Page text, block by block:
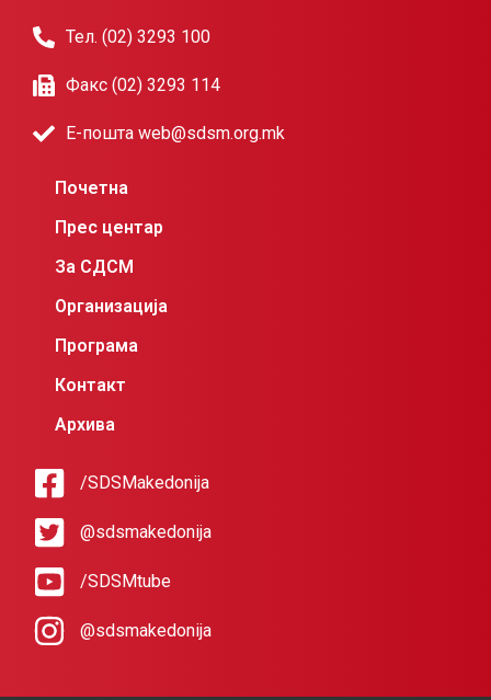
Тел. (02) 3293 100
Факс (02) 3293 114
Е-пошта web@sdsm.org.mk
Почетна
Прес центар
За СДСМ
Организација
Програма
Контакт
Архива
/SDSMakedonija
@sdsmakedonija
/SDSMtube
@sdsmakedonija